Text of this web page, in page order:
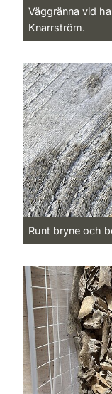
Väggränna vid
Knarrström.
Runt bryne och